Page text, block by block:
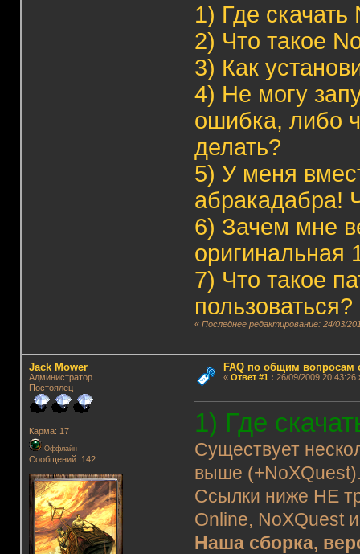
1) Где скачать
2) Что такое
3) Как
4) Не могу
ошибка, либо
делать?
5) У меня
абракадабра!
6) Зачем мне
оригинальная
7) Что такое
пользоваться?
«Последнее редактирование: 24/03/
Jack Mower
Администратор
Постоялец
Карма: 17
Оффлайн
Сообщений: 142
FAQ по общим вопросам
« Ответ #1: 26/09/2009 20:43:26
1) Где
Существует
выше
Ссылки ниже НЕ
Online, NoXQuest
Наша сборка,